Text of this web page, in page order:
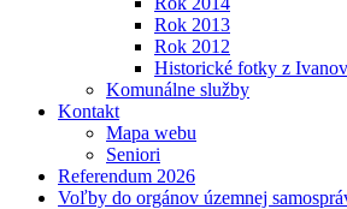
Rok 2013
Rok 2012
Historické fotky z
Komunálne služby
Kontakt
Mapa webu
Seniori
Referendum 2026
Voľby do orgánov územnej